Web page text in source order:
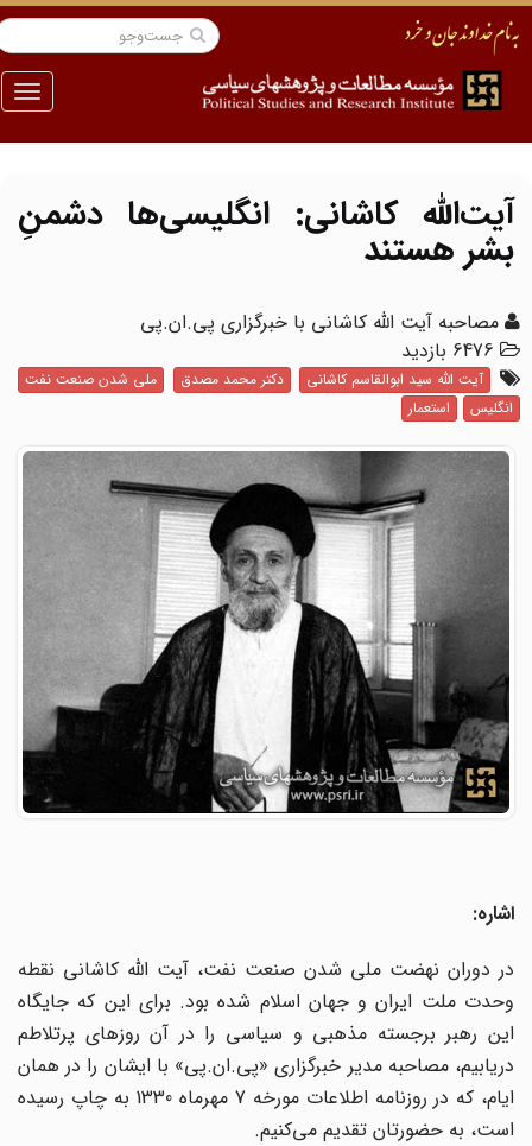
منو
آیت‌الله کاشانی: انگلیسی‌ها دشمنِ
بشر هستند
مصاحبه آیت الله کاشانی با خبرگزاری پی.ان.پی
6476 بازدید
آیت الله سید ابوالقاسم کاشانی دکتر محمد مصدق
ملی شدن صنعت نفت
انگلیس
استعمار
اشاره:
در دوران نهضت ملی شدن صنعت نفت، آیت الله کاشانی نقطه
وحدت ملت ایران و جهان اسلام شده بود. برای این که جایگاه
این رهبر برجسته مذهبی و سیاسی را در آن روزهای پرتلاطم
دریابیم، مصاحبه مدیر خبرگزاری «پی.ان.پی» با ایشان را در همان
ایام، که در روزنامه اطلاعات مورخه 7 مهرماه 1330 به چاپ رسیده
است، به حضورتان تقدیم می‌کنیم.